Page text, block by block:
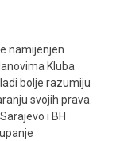
namijenjen
Kluba
bolje razumiju
svojih prava.
i BH